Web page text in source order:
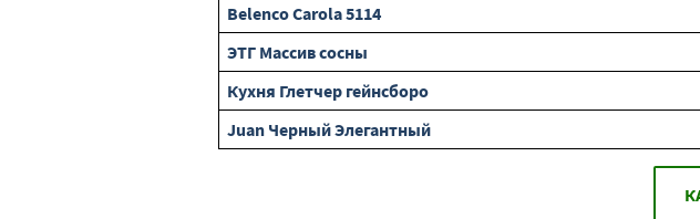
Belenco Carola 5114
ЭТГ Массив сосны
Кухня Глетчер гейнсборо
Juan Черный Элегантный